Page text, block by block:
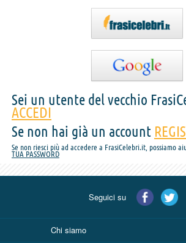
Sei un utente del vecchio
ACCEDI
Se non hai già un account
Se non riesci più ad accedere a FrasiCelebri.it, possiamo
TUA PASSWORD
Seguici su
Chi siamo